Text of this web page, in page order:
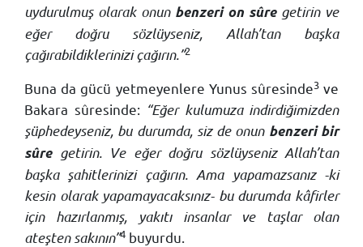
uydurulmuş olarak onun benzeri on sûregetirin ve
eğer doğru sözlüyseniz, Allah’tan başka
çağırabildiklerinizi çağırın.”2
Buna da gücü yetmeyenlere Yunus sûresinde3ve
Bakara sûresinde: “Eğer kulumuza indirdiğimizden
şüphedeyseniz, bu durumda, siz de onun benzeri bir
sûregetirin. Ve eğer doğru sözlüyseniz Allah’tan
başka şahitlerinizi çağırın. Ama yapamazsanız -ki
kesin olarak yapamayacaksınız- bu durumda kâfirler
için hazırlanmış, yakıtı insanlar ve taşlar olan
ateşten sakının”4 buyurdu.